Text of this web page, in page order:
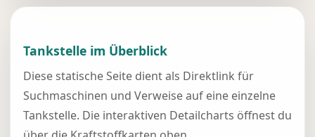
Tankstelle im Überblick
Diese statische Seite dient als Direktlink für
Suchmaschinen und Verweise auf eine einzelne
Tankstelle. Die interaktiven Detailcharts öffnest du